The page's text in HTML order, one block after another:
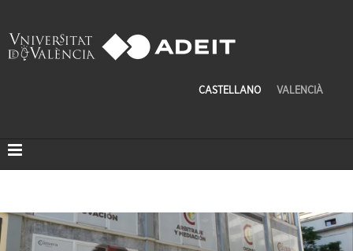
CASTELLANO VALENCIÀ